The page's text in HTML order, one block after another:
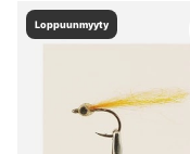
Loppuunmyyty